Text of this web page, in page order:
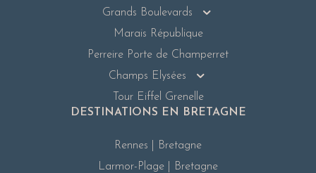
Grands Boulevards
Marais République
Perreire Porte de Champerret
Champs Elysées
Tour Eiffel Grenelle
DESTINATIONS EN BRETAGNE
Rennes | Bretagne
Larmor-Plage | Bretagne